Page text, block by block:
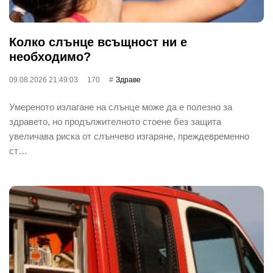
Колко слънце всъщност ни е
необходимо?
09.08.2026 21:49:03 170 Здраве
Умереното излагане на слънце може да е полезно за
здравето, но продължителното стоене без защита
увеличава риска от слънчево изгаряне, преждевременно
ст…